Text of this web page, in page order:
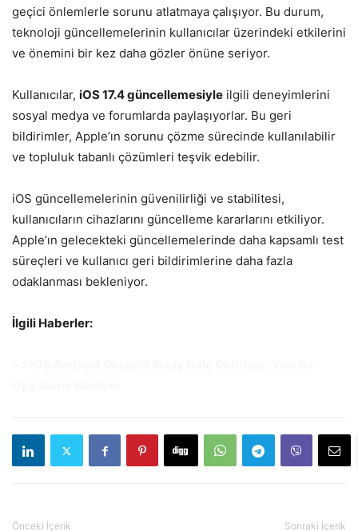
geçici önlemlerle sorunu atlatmaya çalışıyor. Bu durum,
teknoloji güncellemelerinin kullanıcılar üzerindeki etkilerini
ve önemini bir kez daha gözler önüne seriyor.
Kullanıcılar, iOS 17.4 güncellemesiyle ilgili deneyimlerini
sosyal medya ve forumlarda paylaşıyorlar. Bu geri
bildirimler, Apple’ın sorunu çözme sürecinde kullanılabilir
ve topluluk tabanlı çözümleri teşvik edebilir.
iOS güncellemelerinin güvenilirliği ve stabilitesi,
kullanıcıların cihazlarını güncelleme kararlarını etkiliyor.
Apple’ın gelecekteki güncellemelerinde daha kapsamlı test
süreçleri ve kullanıcı geri bildirimlerine daha fazla
odaklanması bekleniyor.
İlgili Haberler:
Önceki İçerik Sonraki İçerik